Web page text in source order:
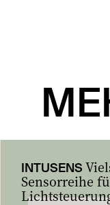
INTUSENS
Sensorreihe